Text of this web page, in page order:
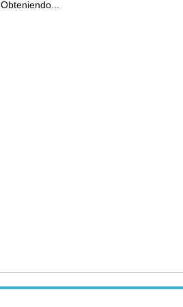
Obteniendo...